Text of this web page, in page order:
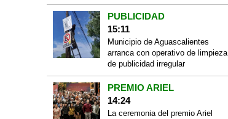
PUBLICIDAD
15:11
Municipio de Aguascalientes
arranca con operativo de limpieza
de publicidad irregular
PREMIO ARIEL
14:24
La ceremonia del premio Ariel